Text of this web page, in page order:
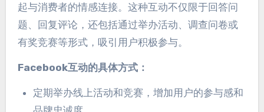
起与消费者的情感连接。 这种互动不仅限于回答问
题
回复评论 ， 还包括通过举办活动
调查问卷或
有奖竞赛等形式， 吸引用户积极参与。
Facebook互动的具体方式：
定期举办线上活动和竞赛 ， 增加用户的参与感和